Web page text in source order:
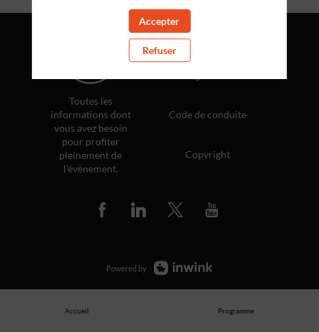
Toutes les
informations dont
vous avez besoin
pour profiter
pleinement de
l'évènement.
Politique de confidentialité
Code de conduite
Copyright
Powered by
Accueil Programme
Accepter
Refuser